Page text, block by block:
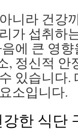
니라 건강
가 섭취하
에 큰 영
, 정신적 안
있습니다.
소입니다.
한 식단